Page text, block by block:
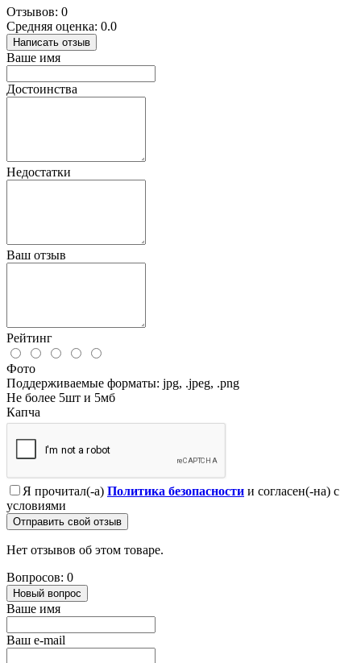
Отзывов: 0
Средняя оценка: 0.0
Написать отзыв
Ваше имя
Достоинства
Недостатки
Ваш отзыв
Рейтинг
Фото
Поддерживаемые форматы: jpg, .jpeg, .png
Не более 5шт и 5мб
Капча
Я прочитал(-а) Политика безопасности и согласен(-на) с
условиями
Отправить свой отзыв
Нет отзывов об этом товаре.
Вопросов: 0
Новый вопрос
Ваше имя
Ваш e-mail